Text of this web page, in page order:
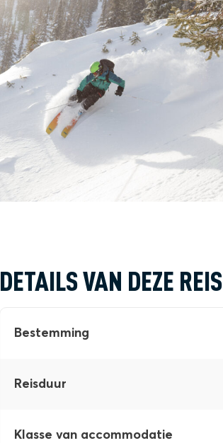
DETAILS VAN DEZE REIS
Bestemming
Reisduur
Klasse van accommodatie